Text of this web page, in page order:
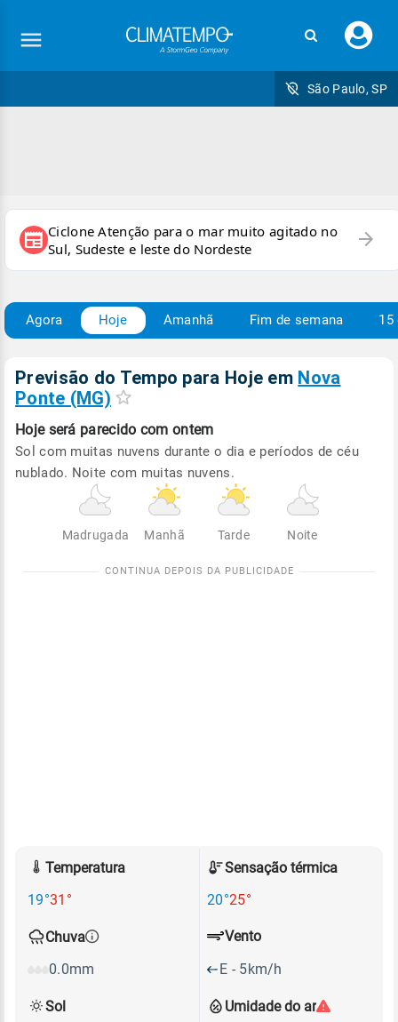
seu
São Paulo, SP
newspaper Ciclone Atenção para o mar muito agitado no
Sul, Sudeste e leste do Nordeste
arrow_forward
Agora Hoje Amanhã Fim de semana 15
Previsão do Tempo para Hoje em Nova
Ponte (MG)
Hoje será parecido com ontem
Sol com muitas nuvens durante o dia e períodos de céu
nublado. Noite com muitas nuvens.
Madrugada Manhã Tarde Noite
Temperatura
19°31°
Sensação térmica
20°25°
Chuva
0.0mm
Umidade do ar
Vento
E - 5km/h
Sol